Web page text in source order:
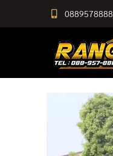
0889578888